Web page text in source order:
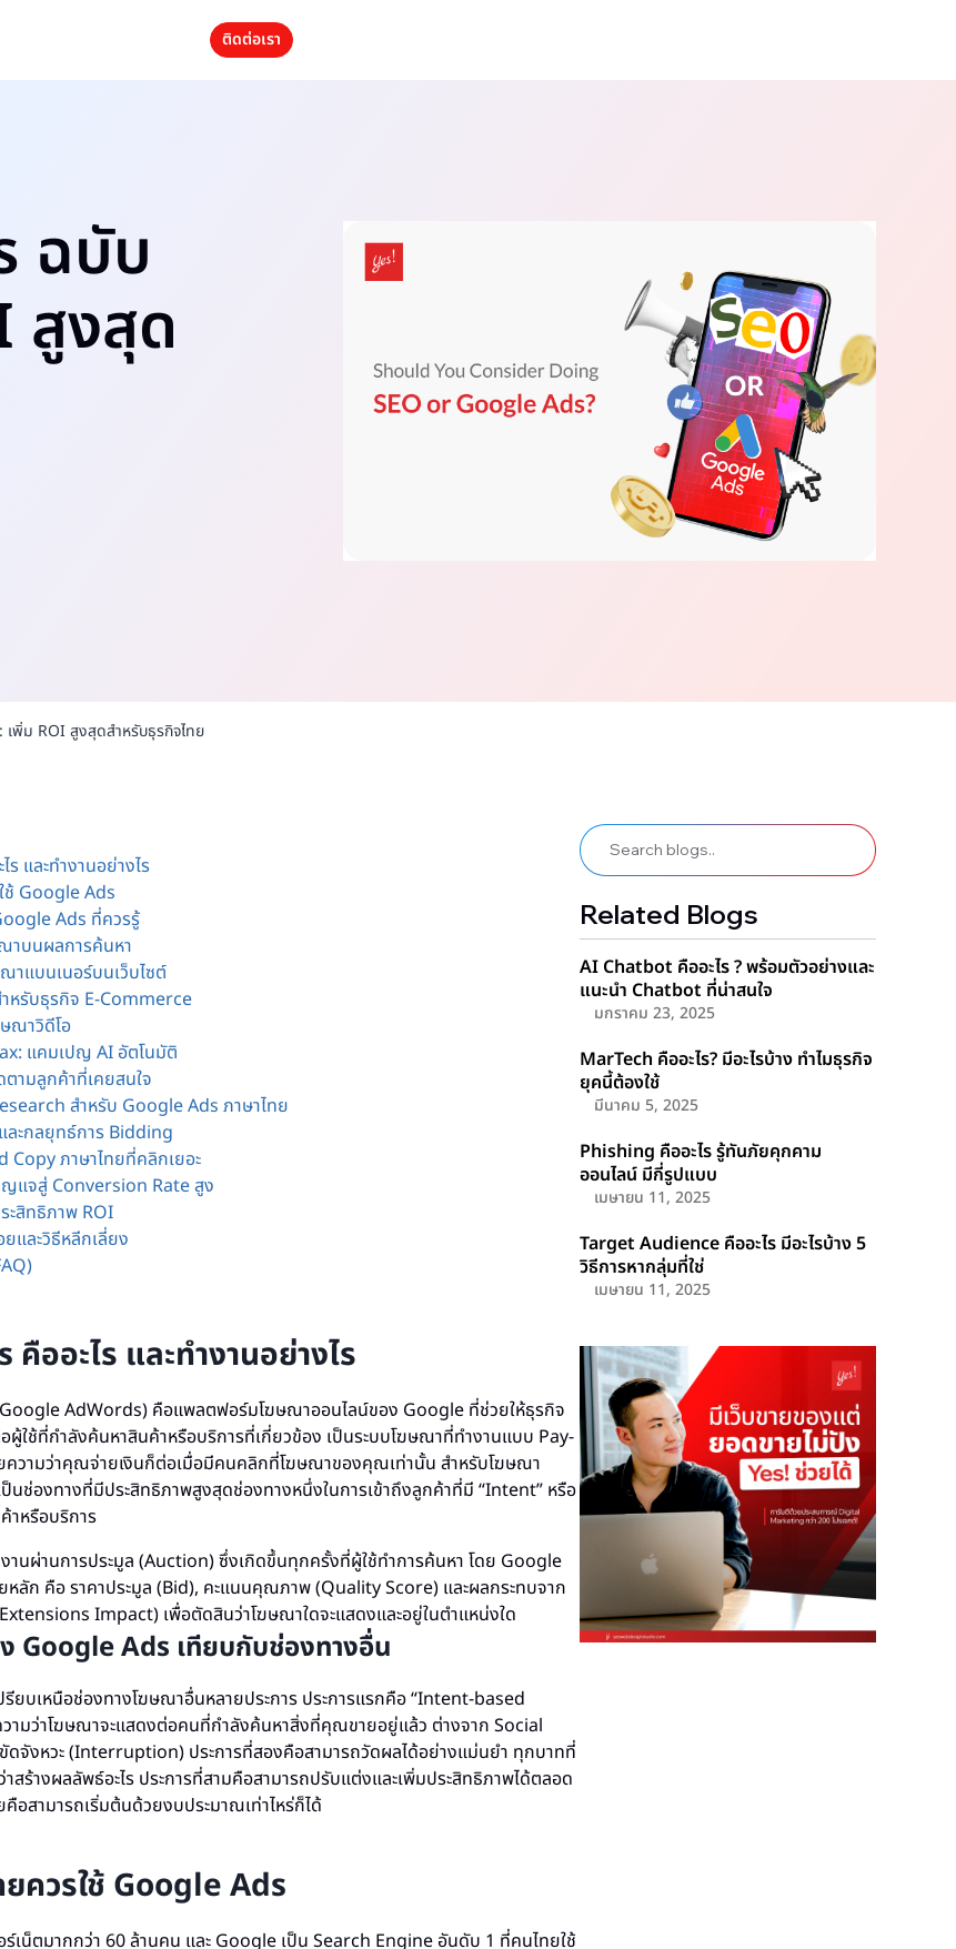
ติดต่อเรา
ฉบับ
สูงสุด
ม ROI สูงสุดสำหรับธุรกิจไทย
และทำงานอย่างไร
ช้ Google Ads
Ads ที่ควรรู้
าบนผลการค้นหา
าแบนเนอร์บนเว็บไซต์
หรับธุรกิจ E-Commerce
ณาวิดีโอ
แคมเปญ AI อัตโนมัติ
ามลูกค้าที่เคยสนใจ
สำหรับ Google Ads ภาษาไทย
ะกลยุทธ์การ Bidding
Copy ภาษาไทยที่คลิกเยอะ
แจสู่ Conversion Rate สูง
ะสิทธิภาพ ROI
และวิธีหลีกเลี่ยง
ออะไร และทำงานอย่างไร
AdWords) คือแพลตฟอร์มโฆษณาออนไลน์ของ Google ที่ช่วยให้ธุรกิจ
ใช้ที่กำลังค้นหาสินค้าหรือบริการที่เกี่ยวข้อง เป็นระบบโฆษณาที่ทำงานแบบ Pay-
ความว่าคุณจ่ายเงินก็ต่อเมื่อมีคนคลิกที่โฆษณาของคุณเท่านั้น สำหรับโฆษณา
นช่องทางที่มีประสิทธิภาพสูงสุดช่องทางหนึ่งในการเข้าถึงลูกค้าที่มี “Intent” หรือ
าหรือบริการ
านผ่านการประมูล (Auction) ซึ่งเกิดขึ้นทุกครั้งที่ผู้ใช้ทำการค้นหา โดย Google
ลัก คือ ราคาประมูล (Bid), คะแนนคุณภาพ (Quality Score) และผลกระทบจาก
Impact) เพื่อตัดสินว่าโฆษณาใดจะแสดงและอยู่ในตำแหน่งใด
Google Ads เทียบกับช่องทางอื่น
ยบเหนือช่องทางโฆษณาอื่นหลายประการ ประการแรกคือ “Intent-based
ามว่าโฆษณาจะแสดงต่อคนที่กำลังค้นหาสิ่งที่คุณขายอยู่แล้ว ต่างจาก Social
ดจังหวะ (Interruption) ประการที่สองคือสามารถวัดผลได้อย่างแม่นยำ ทุกบาทที่
าสร้างผลลัพธ์อะไร ประการที่สามคือสามารถปรับแต่งและเพิ่มประสิทธิภาพได้ตลอด
คือสามารถเริ่มต้นด้วยงบประมาณเท่าไหร่ก็ได้
ยควรใช้ Google Ads
ร์เน็ตมากกว่า 60 ล้านคน และ Google เป็น Search Engine อันดับ 1 ที่คนไทยใช้
Related Blogs
AI Chatbot คืออะไร ? พร้อมตัวอย่างและ
แนะนำ Chatbot ที่น่าสนใจ
มกราคม 23, 2025
MarTech คืออะไร? มีอะไรบ้าง ทำไม​ธุรกิจ
ยุคนี้ต้องใช้
มีนาคม 5, 2025
Phishing คืออะไร รู้ทันภัยคุกคาม
ออนไลน์ มีกี่รูปแบบ
เมษายน 11, 2025
Target Audience คืออะไร มีอะไรบ้าง 5
วิธีการหากลุ่มที่ใช่
เมษายน 11, 2025